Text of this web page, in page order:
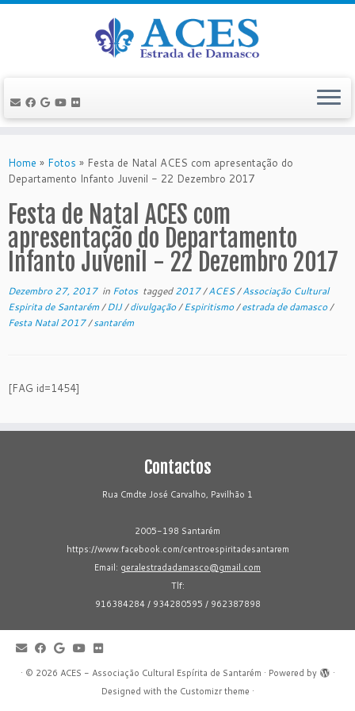
to
content
Home » Fotos » Festa de Natal ACES com apresentação do
Departamento Infanto Juvenil - 22 Dezembro 2017
Festa de Natal ACES com
apresentação do Departamento
Infanto Juvenil - 22 Dezembro 2017
Dezembro 27, 2017in Fotos tagged2017/ACES/Associação Cultural
Espirita de Santarém/DIJ/divulgação/Espiritismo/estrada de damasco/
Festa Natal 2017/santarém
[FAG id=1454]
Contactos
Rua Cmdte José Carvalho, Pavilhão 1
2005-198 Santarém
https://www.facebook.com/centroespiritadesantarem
Email: geralestradadamasco@gmail.com
Tlf:
916384284 / 934280595 / 962387898
· © 2026 ACES - Associação Cultural Espírita de Santarém · Powered by
·
Designed with the Customizr theme ·